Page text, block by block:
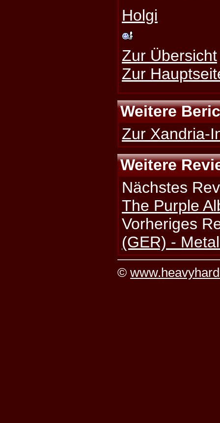
Holgi
Zur Übersicht
Zur
Weitere
Zur Xandria-
Weitere
Nächstes
The Purple
Vorheriges
(GER) -
©